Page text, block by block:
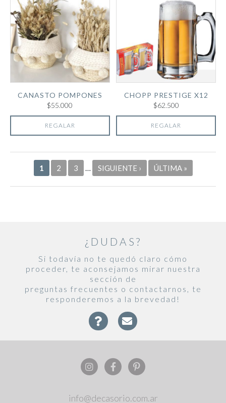
CANASTO POMPONES
$55.000
REGALAR
CHOPP PRESTIGE X12
$62.500
REGALAR
Páginas
1 2 3 … SIGUIENTE › ÚLTIMA »
¿DUDAS?
Si todavía no te quedó claro cómo
proceder, te aconsejamos mirar nuestra
sección de
preguntas frecuentes o contactarnos, te
responderemos a la brevedad!
info@decasorio.com.ar